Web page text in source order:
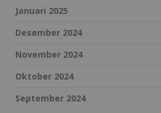
Januari 2025
Desember 2024
November 2024
Oktober 2024
September 2024